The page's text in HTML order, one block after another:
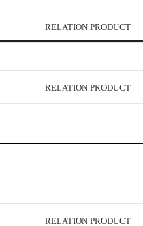
RELATION PRODUCT
RELATION PRODUCT
RELATION PRODUCT